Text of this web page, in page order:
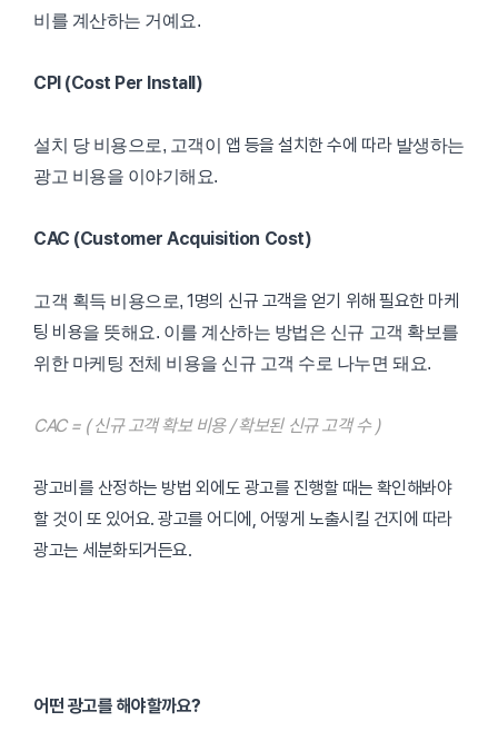
비를 계산하는 거예요.
CPI (Cost Per Install)
설치 당 비용으로, 고객이 앱 등을 설치한 수에 따라발생하는
광고 비용을 이야기해요.
CAC (Customer Acquisition Cost)
고객 획득 비용으로,1명의 신규 고객을 얻기 위해 필요한 마케
팅 비용을 뜻해요. 이를 계산하는 방법은 신규 고객 확보를
위한 마케팅 전체 비용을 신규 고객 수로 나누면 돼요.
CAC = ( 신규 고객 확보 비용 / 확보된 신규 고객 수 )
광고비를 산정하는 방법 외에도 광고를 진행할 때는 확인해봐야
할 것이 또 있어요. 광고를 어디에, 어떻게 노출시킬 건지에 따라
광고는 세분화되거든요.
어떤 광고를 해야할까요?